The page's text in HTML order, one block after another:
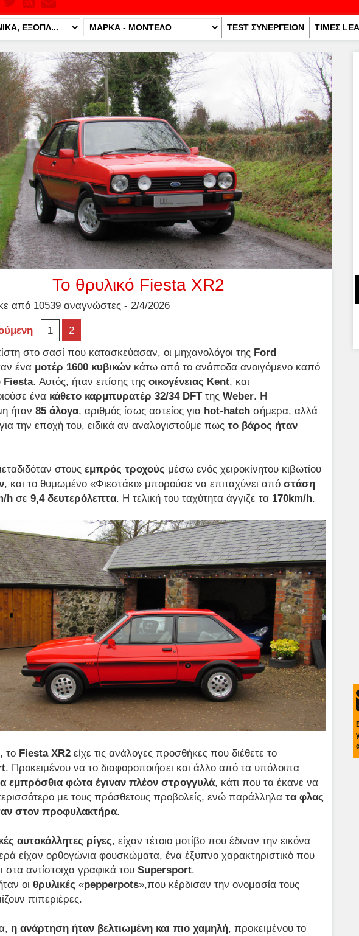
TEST ΣΥΝΕΡΓΕΙΩΝ ΤΙΜΕΣ
Το θρυλικό Fiesta XR2
από 10539 αναγνώστες - 2/4/2026
1
2
στο σασί που κατασκεύασαν, οι μηχανολόγοι της Ford
ένα μοτέρ 1600 κυβικών κάτω από το ανάποδα ανοιγόμενο καπό
Fiesta. Αυτός, ήταν επίσης της οικογένειας Kent, και
ένα κάθετο καρμπυρατέρ 32/34 DFTτης Weber. Η
ήταν 85 άλογα, αριθμός ίσως αστείος για hot- hatch σήμερα, αλλά
την εποχή του, ειδικά αν αναλογιστούμε πως το βάρος ήταν
στους εμπρός τροχούς μέσω ενός χειροκίνητου κιβωτίου
, και το θυμωμένο «Φιεστάκι» μπορούσε να επιταχύνει από στάση
h σε 9,4 δευτερόλεπτα. Η τελική του ταχύτητα άγγιζε τα 170km/h.
το Fiesta XR2 είχε τις ανάλογες προσθήκες που διέθετε το
. Προκειμένου να το διαφοροποιήσει και άλλο από τα υπόλοιπα
εμπρόσθια φώτα έγιναν πλέον στρογγυλά, κάτι που τα έκανε να
περισσότερο με τους πρόσθετους προβολείς, ενώ παράλληλα τα φλας
στον προφυλακτήρα.
αυτοκόλλητες ρίγες, είχαν τέτοιο μοτίβο που έδιναν την εικόνα
είχαν ορθογώνια φουσκώματα, ένα έξυπνο χαρακτηριστικό που
στα αντίστοιχα γραφικά του Supersport.
οι θρυλικές «pepperpots»,που κέρδισαν την ονομασία τους
πιπεριέρες.
η ανάρτηση ήταν βελτιωμένη και πιο χαμηλή, προκειμένου το